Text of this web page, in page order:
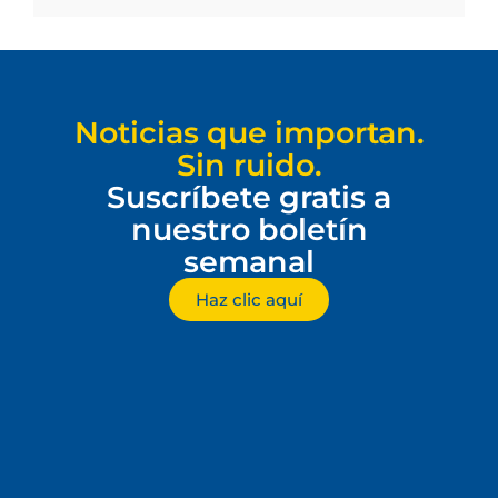
Noticias que importan.
Sin ruido.
Suscríbete gratis a
nuestro boletín
semanal
Haz clic aquí